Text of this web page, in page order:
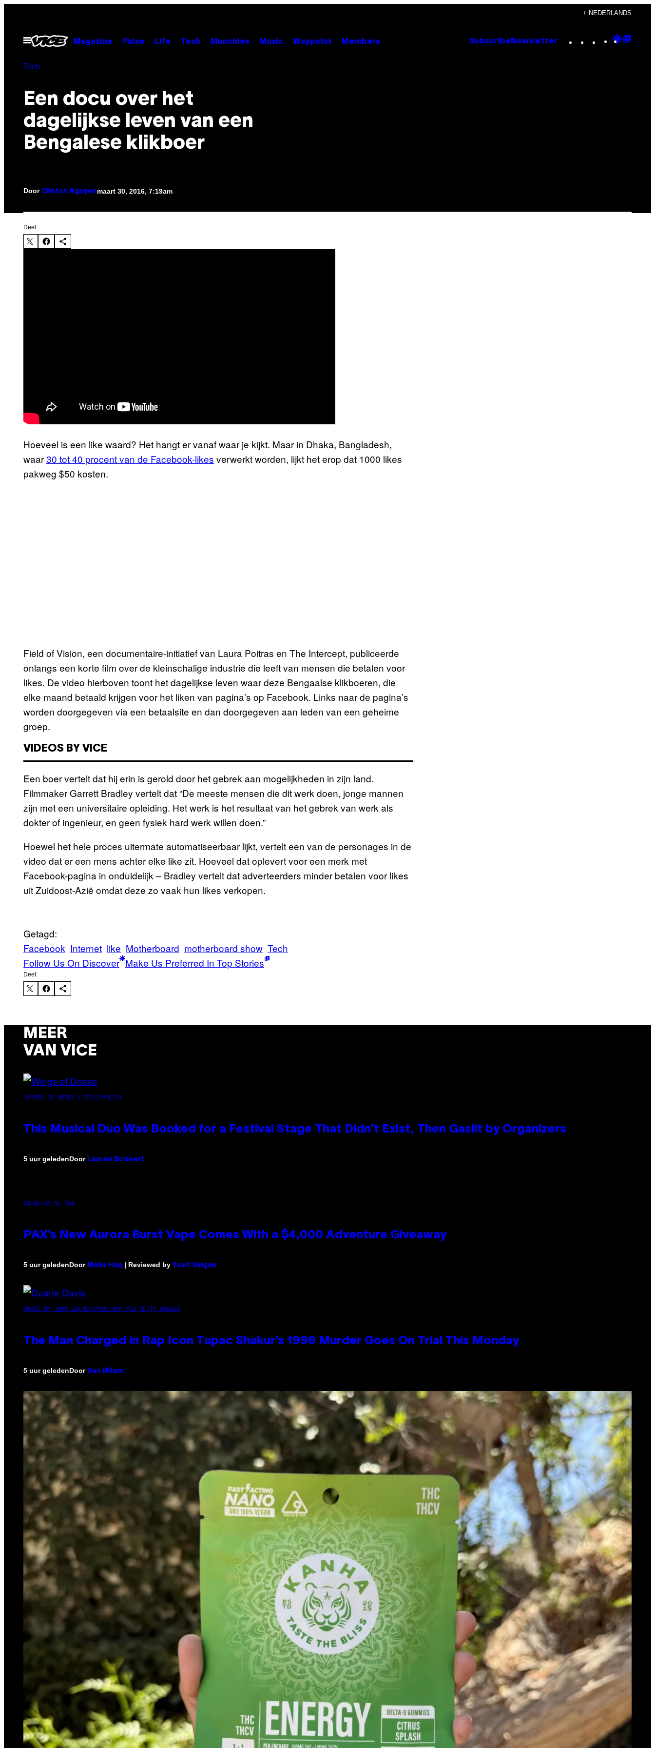
+ NEDERLANDS
Open
menu
Magazine Pulse Life Tech Munchies Music Waypoint Members Subscribe Newsletter Instagram
TikTok
YouTube
Google
Tech
Een docu over het
dagelijkse leven van een
Bengalese klikboer
Door Clinton Nguyenmaart 30, 2016, 7:19am
Deel:
Hoeveel is een like waard? Het hangt er vanaf waar je kijkt. Maar in Dhaka, Bangladesh,
waar30 tot 40 procent van de Facebook-likes verwerkt worden, lijkt het erop dat 1000 likes
pakweg $50 kosten.
Field of Vision, een documentaire-initiatief van Laura Poitras en The Intercept, publiceerde
onlangs een korte film over de kleinschalige industrie die leeft van mensen die betalen voor
likes. De video hierboven toont het dagelijkse leven waar deze Bengaalse klikboeren, die
elke maand betaald krijgen voor het liken van pagina’s op Facebook. Links naar de pagina’s
worden doorgegeven via een betaalsite en dan doorgegeven aan leden van een geheime
groep.
VIDEOS BY VICE
Een boer vertelt dat hij erin is gerold door het gebrek aan mogelijkheden in zijn land.
Filmmaker Garrett Bradley vertelt dat “De meeste mensen die dit werk doen, jonge mannen
zijn met een universitaire opleiding. Het werk is het resultaat van het gebrek van werk als
dokter of ingenieur, en geen fysiek hard werk willen doen.”
Hoewel het hele proces uitermate automatiseerbaar lijkt, vertelt een van de personages in de
video dat er een mens achter elke like zit. Hoeveel dat oplevert voor een merk met
Facebook-pagina in onduidelijk – Bradley vertelt dat adverteerders minder betalen voor likes
uit Zuidoost-Azië omdat deze zo vaak hun likes verkopen.
Getagd:
Facebook Internet like Motherboard motherboard show Tech
Follow Us On Discover Make Us Preferred In Top Stories
Deel:
MEER
VAN VICE
(PHOTO BY AMBER LITTLE/PRESS)
This Musical Duo Was Booked for a Festival Stage That Didn’t Exist, Then Gaslit by Organizers
5 uur geledenDoor Lauren Boisvert
COURTESY OF PAX
PAX’s New Aurora Burst Vape Comes With a $4,000 Adventure Giveaway
5 uur geledenDoor Maha Haq | Reviewed by Ysolt Usigan
PHOTO BY JOHN LOCHER/POOL/AFP VIA GETTY IMAGES
The Man Charged in Rap Icon Tupac Shakur’s 1996 Murder Goes On Trial This Monday
5 uur geledenDoor Dan Milam